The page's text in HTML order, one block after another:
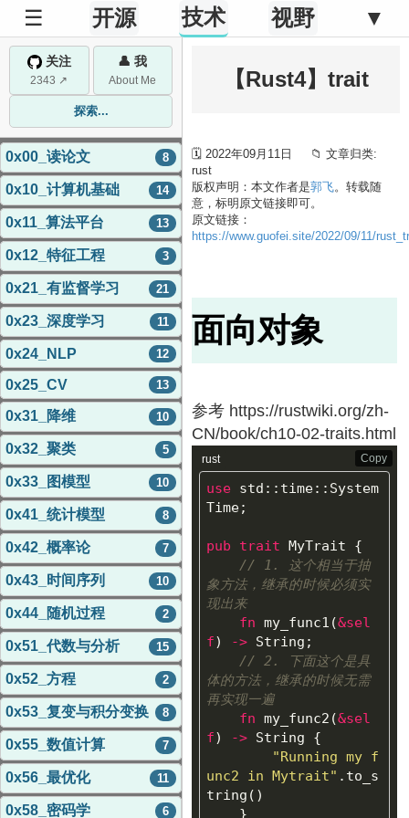
☰ 开源 技术 视野 ▼
关注
2343 ↗
👤 我
About Me
探索...
0x00_读论文 8
0x10_计算机基础 14
0x11_算法平台 13
0x12_特征工程 3
0x21_有监督学习 21
0x23_深度学习 11
0x24_NLP 12
0x25_CV 13
0x31_降维 10
0x32_聚类 5
0x33_图模型 10
0x41_统计模型 8
0x42_概率论 7
0x43_时间序列 10
0x44_随机过程 2
0x51_代数与分析 15
0x52_方程 2
0x53_复变与积分变换 8
0x55_数值计算 7
0x56_最优化 11
0x58_密码学 6
【Rust4】trait
🗓 2022年09月11日 📁 文章归类:
rust
版权声明：本文作者是郭飞。转载随
意，标明原文链接即可。
原文链接：
https://www.guofei.site/2022/09/11/
面向对象
参考 https://rustwiki.org/zh-
CN/book/ch10-02-traits.html
use std :: time:: System
Time;
pub trait MyTrait
{
// 1. 这个相当于抽
象方法，继承的时候必须实
现出来
fn
my_func1 (&sel
f) -> String ;
// 2. 下面这个是具
体的方法，继承的时候无需
再实现一遍
fn
my_func2 (&sel
f) -> String
{
"Running my f
unc2 in Mytrait" .to_s
tring ()
}
rust Copy